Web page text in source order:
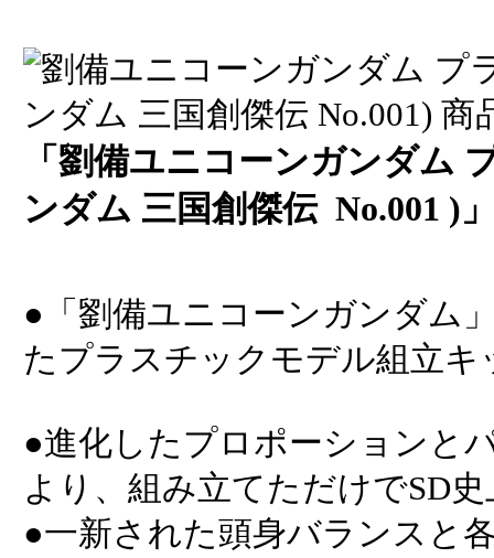
「劉備ユニコーンガンダム
ンダム 三国創傑伝 No.001 )
●「劉備ユニコーンガンダム
たプラスチックモデル組立キ
●進化したプロポーションと
より、組み立てただけでSD
●一新された頭身バランスと